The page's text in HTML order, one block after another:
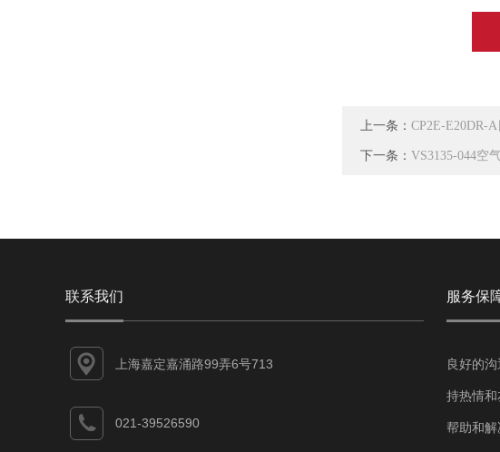
上一条： CP2E-E20DR-
下一条： VS3135-044空
联系我们
上海嘉定嘉涌路99弄6号713
021-39526590
服务保
良好的
持热情
帮助和解